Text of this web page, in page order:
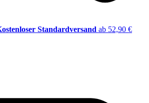
Standardversand ab 52,90 €